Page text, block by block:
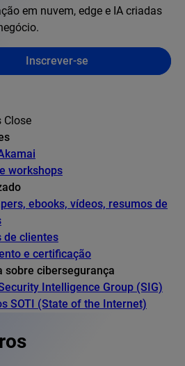
em nuvem, edge e IA criadas
Inscrever-se
Close
workshops
ebooks, vídeos, resumos de
de clientes
e certificação
sobre cibersegurança
Intelligence Group (SIG)
SOTI (State of the Internet)